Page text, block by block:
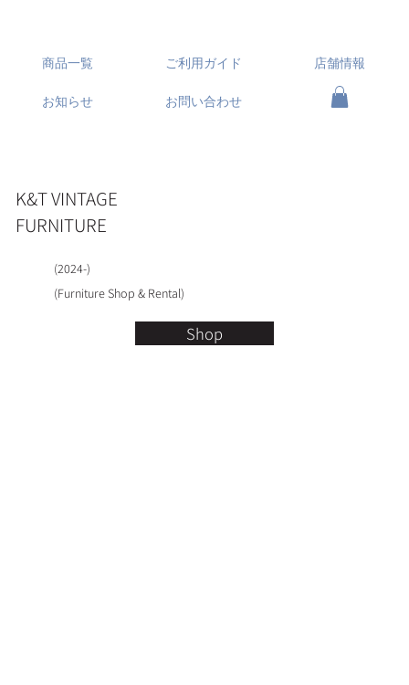
K&T VINTAGE
FURNITURE
(2024-)
(Furniture Shop & Rental)
Shop
お問い合わせ
ご利用ガイド
お知らせ
店舗情報
商品一覧